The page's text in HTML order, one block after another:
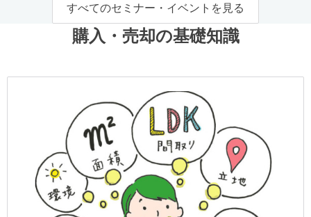
すべてのセミナー・イベントを見る
購入・売却の基礎知識